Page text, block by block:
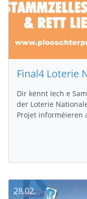
Dir kënnt Iech e
der Loterie
Projet informéieren
28.02.